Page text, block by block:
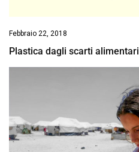
Febbraio 22, 2018
Plastica dagli scarti alimentari